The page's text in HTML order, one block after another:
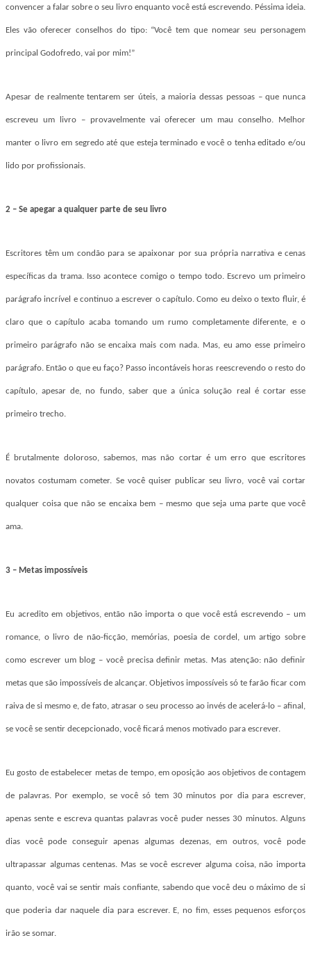
convencer a falar sobre o seu livro enquanto você está escrevendo. Péssima ideia.
Eles vão oferecer conselhos do tipo: “Você tem que nomear seu personagem
principal Godofredo, vai por mim!”
Apesar de realmente tentarem ser úteis, a maioria dessas pessoas – que nunca
escreveu um livro – provavelmente vai oferecer um mau conselho. Melhor
manter o livro em segredo até que esteja terminado e você o tenha editado e/ou
lido por profissionais.
2 – Se apegar a qualquer parte de seu livro
Escritores têm um condão para se apaixonar por sua própria narrativa e cenas
específicas da trama. Isso acontece comigo o tempo todo. Escrevo um primeiro
parágrafo incrível e continuo a escrever o capítulo. Como eu deixo o texto fluir, é
claro que o capítulo acaba tomando um rumo completamente diferente, e o
primeiro parágrafo não se encaixa mais com nada. Mas, eu amo esse primeiro
parágrafo. Então o que eu faço? Passo incontáveis horas reescrevendo o resto do
capítulo, apesar de, no fundo, saber que a única solução real é cortar esse
primeiro trecho.
É brutalmente doloroso, sabemos, mas não cortar é um erro que escritores
novatos costumam cometer. Se você quiser publicar seu livro, você vai cortar
qualquer coisa que não se encaixa bem – mesmo que seja uma parte que você
ama.
3 – Metas impossíveis
Eu acredito em objetivos, então não importa o que você está escrevendo – um
romance, o livro de não-ficção, memórias, poesia de cordel, um artigo sobre
como escrever um blog – você precisa definir metas. Mas atenção: não definir
metas que são impossíveis de alcançar. Objetivos impossíveis só te farão ficar com
raiva de si mesmo e, de fato, atrasar o seu processo ao invés de acelerá-lo – afinal,
se você se sentir decepcionado, você ficará menos motivado para escrever.
Eu gosto de estabelecer metas de tempo, em oposição aos objetivos de contagem
de palavras. Por exemplo, se você só tem 30 minutos por dia para escrever,
apenas sente e escreva quantas palavras você puder nesses 30 minutos. Alguns
dias você pode conseguir apenas algumas dezenas, em outros, você pode
ultrapassar algumas centenas. Mas se você escrever alguma coisa, não importa
quanto, você vai se sentir mais confiante, sabendo que você deu o máximo de si
que poderia dar naquele dia para escrever. E, no fim, esses pequenos esforços
irão se somar.